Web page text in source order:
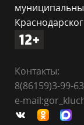
Контакты:
8(86159)3-99-63
e-